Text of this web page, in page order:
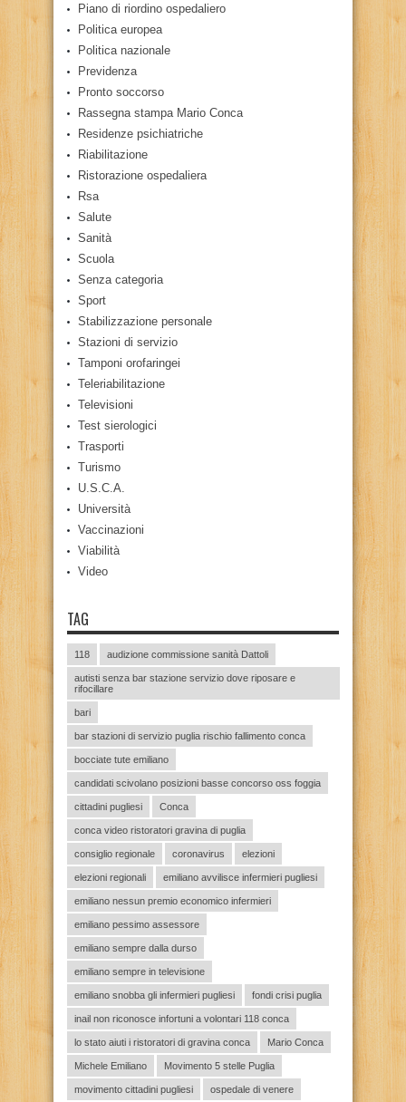
Piano di riordino ospedaliero
Politica europea
Politica nazionale
Previdenza
Pronto soccorso
Rassegna stampa Mario Conca
Residenze psichiatriche
Riabilitazione
Ristorazione ospedaliera
Rsa
Salute
Sanità
Scuola
Senza categoria
Sport
Stabilizzazione personale
Stazioni di servizio
Tamponi orofaringei
Teleriabilitazione
Televisioni
Test sierologici
Trasporti
Turismo
U.S.C.A.
Università
Vaccinazioni
Viabilità
Video
TAG
118 audizione commissione sanità Dattoli
autisti senza bar stazione servizio dove riposare e
rifocillare
bari
bar stazioni di servizio puglia rischio fallimento conca
bocciate tute emiliano
candidati scivolano posizioni basse concorso oss foggia
cittadini pugliesi Conca
conca video ristoratori gravina di puglia
consiglio regionale coronavirus elezioni
elezioni regionali emiliano avvilisce infermieri pugliesi
emiliano nessun premio economico infermieri
emiliano pessimo assessore
emiliano sempre dalla durso
emiliano sempre in televisione
emiliano snobba gli infermieri pugliesi fondi crisi puglia
inail non riconosce infortuni a volontari 118 conca
lo stato aiuti i ristoratori di gravina conca Mario Conca
Michele Emiliano Movimento 5 stelle Puglia
movimento cittadini pugliesi ospedale di venere